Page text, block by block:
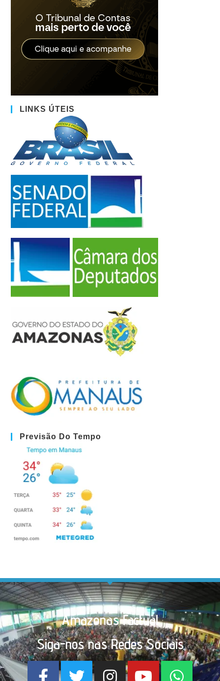
LINKS ÚTEIS
Previsão Do Tempo
Amazonas Factual
Siga-nos nas Redes Sociais